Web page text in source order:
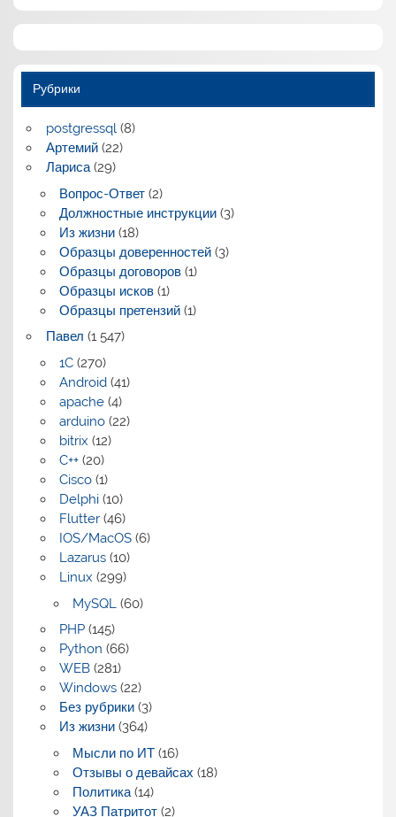
Рубрики
postgressql(8)
Артемий(22)
Лариса(29)
Вопрос-Ответ(2)
Должностные инструкции(3)
Из жизни(18)
Образцы доверенностей(3)
Образцы договоров(1)
Образцы исков(1)
Образцы претензий(1)
Павел (1 547)
1C(270)
Android(41)
apache(4)
arduino(22)
bitrix (12)
C++(20)
Cisco(1)
Delphi(10)
Flutter(46)
IOS/MacOS(6)
Lazarus(10)
Linux (299)
MySQL(60)
PHP(145)
Python (66)
WEB(281)
Windows(22)
Без рубрики(3)
Из жизни(364)
Мысли по ИТ(16)
Отзывы о девайсах (18)
Политика(14)
УАЗ Патритот(2)